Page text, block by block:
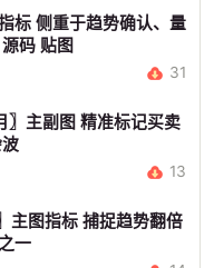
标 侧重于趋势确认、量
码 贴图
31
〗主副图 精准标记买卖
13
主图指标 捕捉趋势翻倍
一